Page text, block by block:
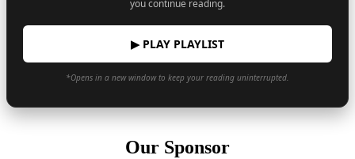
you continue reading.
▶ PLAY PLAYLIST
*Opens in a new window to keep your reading uninterrupted.
Our Sponsor